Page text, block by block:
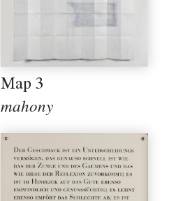
Map 3
mahony